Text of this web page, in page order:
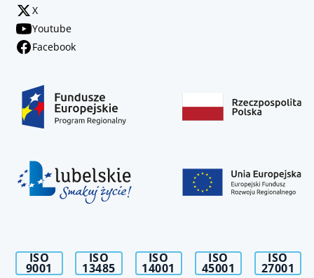
X
Youtube
Facebook
ISO
9001
ISO
13485
ISO
14001
ISO
45001
ISO
27001